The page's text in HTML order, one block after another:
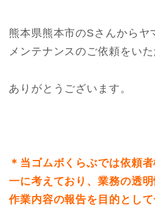
熊本県熊本市のSさんからヤ
メンテナンスのご依頼をいた
ありがとうございます。
＊当ゴムボくらぶでは依頼
一に考えており、業務の透
作業内容の報告を目的とし